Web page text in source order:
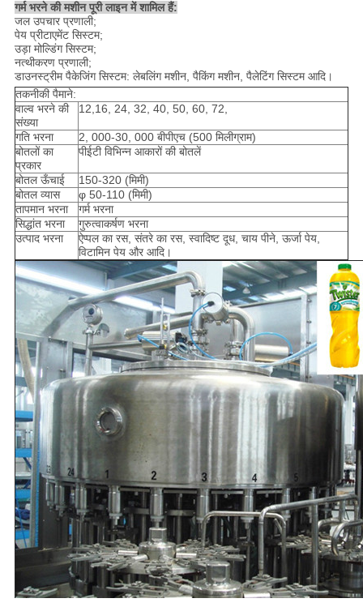
गर्म भरने की मशीन पूरी लाइन में शामिल हैं:
जल उपचार प्रणाली;
पेय प्रीटाएमेंट सिस्टम;
उड़ा मोल्डिंग सिस्टम;
नत्थीकरण प्रणाली;
डाउनस्ट्रीम पैकेजिंग सिस्टम: लेबलिंग मशीन, पैकिंग मशीन, पैलेटिंग सिस्टम आदि।
तकनीकी पैमाने:
वाल्व भरने की
संख्या
12,16, 24, 32, 40, 50, 60, 72,
गति भरना
2, 000-30, 000 बीपीएच (500 मिलीग्राम)
बोतलों का
प्रकार
पीईटी विभिन्न आकारों की बोतलें
बोतल ऊँचाई
150-320 (मिमी)
बोतल व्यास
φ 50-110 (मिमी)
तापमान भरना
गर्म भरना
सिद्धांत भरना
गुरुत्वाकर्षण भरना
उत्पाद भरना
ऐप्पल का रस, संतरे का रस, स्वादिष्ट दूध, चाय पीने, ऊर्जा पेय,
विटामिन पेय और आदि।